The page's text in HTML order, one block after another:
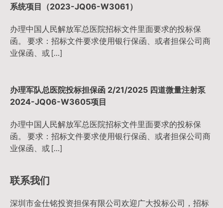
系统项目（2023-JQ06-W3061）
办理中国人民解放军总医院招标文件里面要求的投标保
函。 要求：招标文件要求使用银行保函、或者担保公司商
业保函、或 […]
办理军队总医院投标担保函 2/21/2025 四道微量注射泵
2024-JQ06-W3605项目
办理中国人民解放军总医院招标文件里面要求的投标保
函。 要求：招标文件要求使用银行保函、或者担保公司商
业保函、或 […]
联系我们
深圳市金仕铭投资担保有限公司欢迎广大投标公司，招标